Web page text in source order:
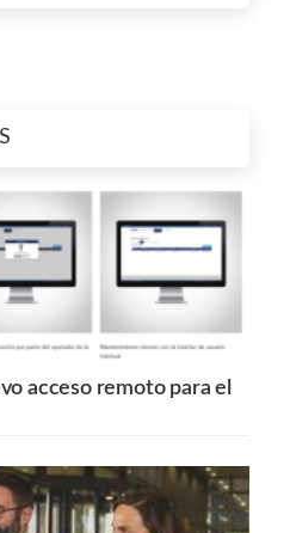
acceso remoto para el